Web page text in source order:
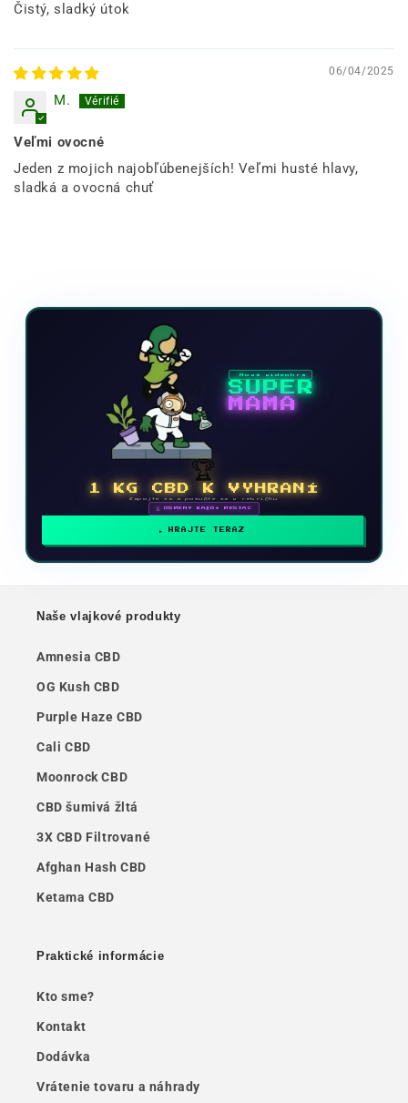
Čistý, sladký útok
06/04/2025
M.
Veľmi ovocné
Jeden z mojich najobľúbenejších! Veľmi husté hlavy,
sladká a ovocná chuť
Nová videohra
SUPER
MAMA
🏆
1 KG CBD K VYHRANÍ
Zapojte sa a posuňte sa v rebríčku
🗓 ODMENY KAŽDÝ MESIAC
HRAJTE TERAZ
Naše vlajkové produkty
Amnesia CBD
OG Kush CBD
Purple Haze CBD
Cali CBD
Moonrock CBD
CBD šumivá žltá
3X CBD Filtrované
Afghan Hash CBD
Ketama CBD
Praktické informácie
Kto sme?
Kontakt
Dodávka
Vrátenie tovaru a náhrady